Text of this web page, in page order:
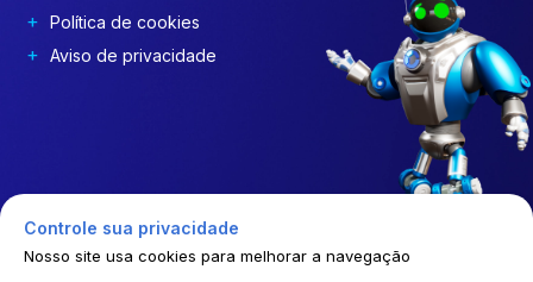
Política de cookies
Aviso de privacidade
Controle sua privacidade
Nosso site usa cookies para melhorar a navegação